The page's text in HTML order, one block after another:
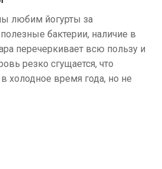
любим йогурты за
бактерии, наличие в
перечеркивает всю пользу и
резко сгущается, что
холодное время года, но не